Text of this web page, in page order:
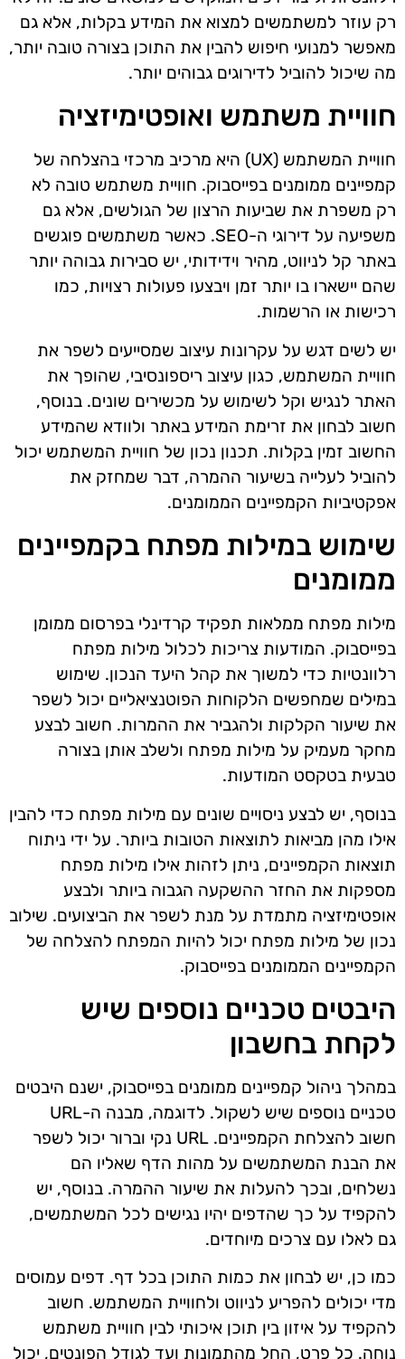
רק עוזר למשתמשים למצוא את המידע בקלות, אלא גם
מאפשר למנועי חיפוש להבין את התוכן בצורה טובה יותר,
מה שיכול להוביל לדירוגים גבוהים יותר.
חוויית משתמש ואופטימיזציה
חוויית המשתמש (UX) היא מרכיב מרכזי בהצלחה של
קמפיינים ממומנים בפייסבוק. חוויית משתמש טובה לא
רק משפרת את שביעות הרצון של הגולשים, אלא גם
משפיעה על דירוגי ה-SEO. כאשר משתמשים פוגשים
באתר קל לניווט, מהיר וידידותי, יש סבירות גבוהה יותר
שהם יישארו בו יותר זמן ויבצעו פעולות רצויות, כמו
רכישות או הרשמות.
יש לשים דגש על עקרונות עיצוב שמסייעים לשפר את
חוויית המשתמש, כגון עיצוב ריספונסיבי, שהופך את
האתר לנגיש וקל לשימוש על מכשירים שונים. בנוסף,
חשוב לבחון את זרימת המידע באתר ולוודא שהמידע
החשוב זמין בקלות. תכנון נכון של חוויית המשתמש יכול
להוביל לעלייה בשיעור ההמרה, דבר שמחזק את
אפקטיביות הקמפיינים הממומנים.
שימוש במילות מפתח בקמפיינים
ממומנים
מילות מפתח ממלאות תפקיד קרדינלי בפרסום ממומן
בפייסבוק. המודעות צריכות לכלול מילות מפתח
רלוונטיות כדי למשוך את קהל היעד הנכון. שימוש
במילים שמחפשים הלקוחות הפוטנציאליים יכול לשפר
את שיעור הקלקות ולהגביר את ההמרות. חשוב לבצע
מחקר מעמיק על מילות מפתח ולשלב אותן בצורה
טבעית בטקסט המודעות.
בנוסף, יש לבצע ניסויים שונים עם מילות מפתח כדי להבין
אילו מהן מביאות לתוצאות הטובות ביותר. על ידי ניתוח
תוצאות הקמפיינים, ניתן לזהות אילו מילות מפתח
מספקות את החזר ההשקעה הגבוה ביותר ולבצע
אופטימיזציה מתמדת על מנת לשפר את הביצועים. שילוב
נכון של מילות מפתח יכול להיות המפתח להצלחה של
הקמפיינים הממומנים בפייסבוק.
היבטים טכניים נוספים שיש
לקחת בחשבון
במהלך ניהול קמפיינים ממומנים בפייסבוק, ישנם היבטים
טכניים נוספים שיש לשקול. לדוגמה, מבנה ה-URL
חשוב להצלחת הקמפיינים. URL נקי וברור יכול לשפר
את הבנת המשתמשים על מהות הדף שאליו הם
נשלחים, ובכך להעלות את שיעור ההמרה. בנוסף, יש
להקפיד על כך שהדפים יהיו נגישים לכל המשתמשים,
גם לאלו עם צרכים מיוחדים.
כמו כן, יש לבחון את כמות התוכן בכל דף. דפים עמוסים
מדי יכולים להפריע לניווט ולחוויית המשתמש. חשוב
להקפיד על איזון בין תוכן איכותי לבין חוויית משתמש
נוחה. כל פרט, החל מהתמונות ועד לגודל הפונטים, יכול